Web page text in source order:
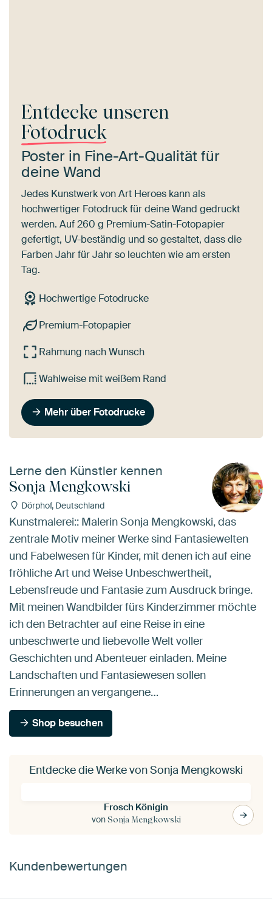
Entdecke unseren
Fotodruck
Poster in Fine-Art-Qualität für
deine Wand
Jedes Kunstwerk von Art Heroes kann als
hochwertiger Fotodruck für deine Wand gedruckt
werden. Auf 260 g Premium-Satin-Fotopapier
gefertigt, UV-beständig und so gestaltet, dass die
Farben Jahr für Jahr so leuchten wie am ersten
Tag.
Hochwertige Fotodrucke
Premium-Fotopapier
Rahmung nach Wunsch
Wahlweise mit weißem Rand
Mehr über Fotodrucke
Lerne den Künstler kennen
Sonja Mengkowski
Dörphof, Deutschland
Kunstmalerei:: Malerin Sonja Mengkowski, das
zentrale Motiv meiner Werke sind Fantasiewelten
und Fabelwesen für Kinder, mit denen ich auf eine
fröhliche Art und Weise Unbeschwertheit,
Lebensfreude und Fantasie zum Ausdruck bringe.
Mit meinen Wandbilder fürs Kinderzimmer möchte
ich den Betrachter auf eine Reise in eine
unbeschwerte und liebevolle Welt voller
Geschichten und Abenteuer einladen. Meine
Landschaften und Fantasiewesen sollen
Erinnerungen an vergangene…
Shop besuchen
Entdecke die Werke von Sonja Mengkowski
Frosch Königin
vonSonja Mengkowski
Kundenbewertungen